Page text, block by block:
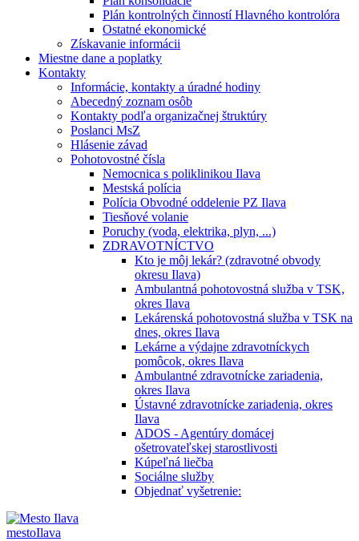
Plán kontrolných činností Hlavného kontrolóra
Ostatné ekonomické
Získavanie informácii
Miestne dane a poplatky
Kontakty
Informácie, kontakty a úradné hodiny
Abecedný zoznam osôb
Kontakty podľa organizačnej štruktúry
Poslanci MsZ
Hlásenie závad
Pohotovostné čísla
Nemocnica s poliklinikou Ilava
Mestská polícia
Polícia Obvodné oddelenie PZ Ilava
Tiesňové volanie
Poruchy (voda, elektrika, plyn, ...)
ZDRAVOTNÍCTVO
Kto je môj lekár? (zdravotné obvody
okresu Ilava)
Ambulantná pohotovostná služba v TSK,
okres Ilava
Lekárenská pohotovostná služba v TSK na
dnes, okres Ilava
Lekárne a výdajne zdravotníckych
pomôcok, okres Ilava
Ambulantné zdravotnícke zariadenia,
okres Ilava
Ústavné zdravotnícke zariadenia, okres
Ilava
ADOS - Agentúry domácej
ošetrovateľskej starostlivosti
Kúpeľná liečba
Sociálne služby
Objednať vyšetrenie:
mestoIlava